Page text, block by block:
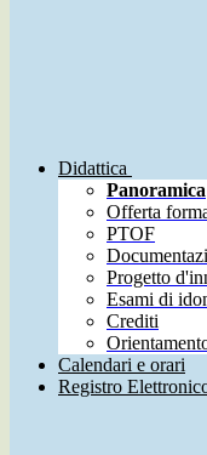
Didattica
Panoramica
Offerta
PTOF
Progetto
Esami di
Crediti
Calendari e orari
Registro